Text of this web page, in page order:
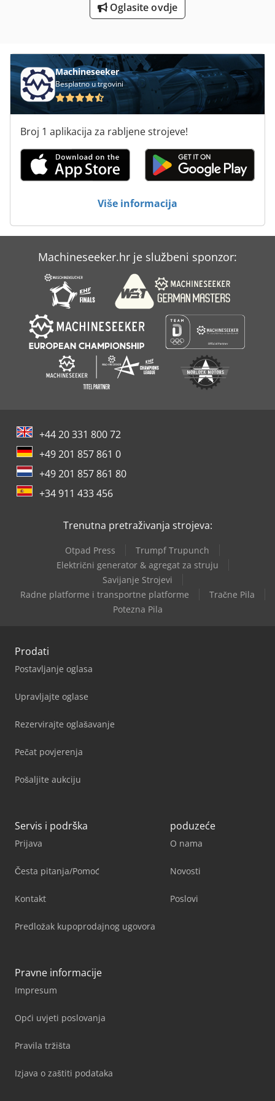
Utovarivači Na Kotačima
Oglasite ovdje
Machineseeker
Besplatno u trgovini
Broj 1 aplikacija za rabljene strojeve!
Više informacija
Machineseeker.hr je službeni sponzor:
+44 20 331 800 72
+49 201 857 861 0
+49 201 857 861 80
+34 911 433 456
Trenutna pretraživanja strojeva:
Otpad Press
Trumpf Trupunch
Električni generator & agregat za struju
Savijanje Strojevi
Radne platforme i transportne platforme
Tračne Pila
Potezna Pila
Prodati
Postavljanje oglasa
Upravljajte oglase
Rezervirajte oglašavanje
Pečat povjerenja
Pošaljite aukciju
Servis i podrška
Prijava
Česta pitanja/Pomoć
Kontakt
Predložak kupoprodajnog ugovora
poduzeće
O nama
Novosti
Poslovi
Pravne informacije
Impresum
Opći uvjeti poslovanja
Pravila tržišta
Izjava o zaštiti podataka